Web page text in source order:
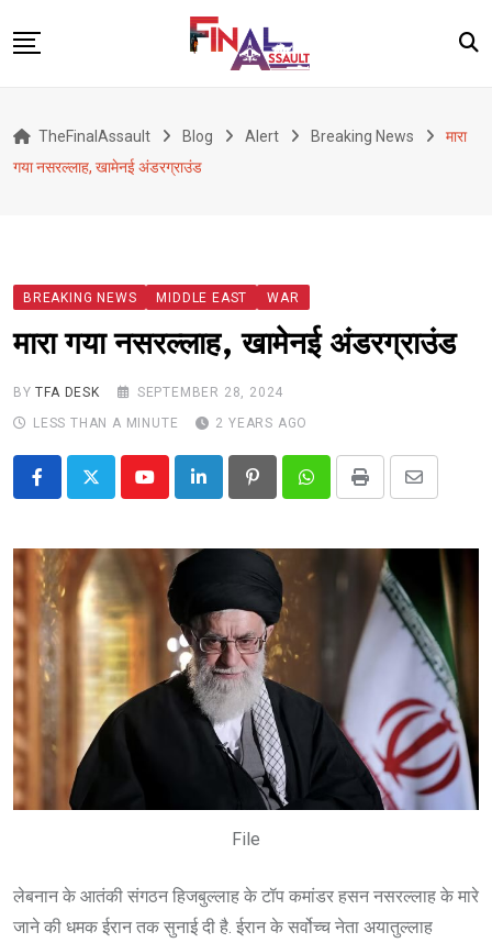
to
War
Alert
Viral
Classified
About Us
TheFinalAssault Blog Alert Breaking News
मारा
गया नसरल्लाह, खामेनई अंडरग्राउंड
BREAKING NEWS MIDDLE EAST WAR
मारा गया नसरल्लाह, खामेनई अंडरग्राउंड
BYTFA DESK
SEPTEMBER 28, 2024
LESS THAN A MINUTE
2 YEARS AGO
YoutubeLinkedIn PinterestWhatsappPrint
Share
Email
File
लेबनान के आतंकी संगठन हिजबुल्लाह के टॉप कमांडर हसन नसरल्लाह के मारे
जाने की धमक ईरान तक सुनाई दी है. ईरान के सर्वोच्च नेता अयातुल्लाह